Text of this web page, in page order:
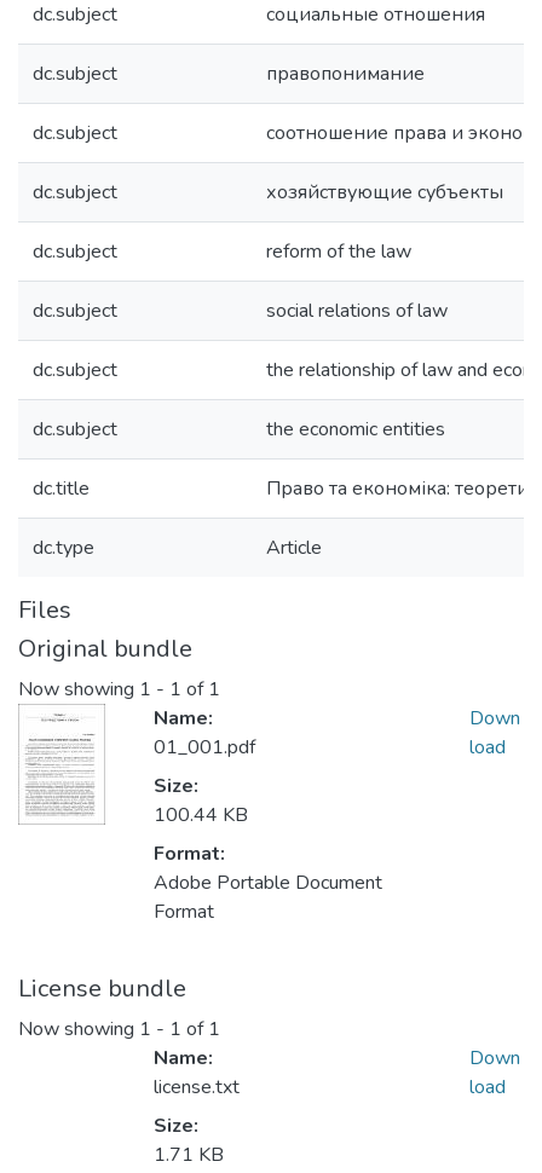
dc.subject социальные отношения
dc.subject правопонимание
dc.subject соотношение права и
dc.subject хозяйствующие субъекты
dc.subject reform of the law
dc.subject social relations of law
dc.subject the relationship of law and
dc.subject the economic entities
dc.title Право та економіка:
dc.type Article
Files
Original bundle
Now showing 1 - 1 of 1
Name:
01_001.pdf
Size:
100.44 KB
Format:
Adobe Portable Document
Format
Down
load
License bundle
Now showing 1 - 1 of 1
Name:
license.txt
Size:
1.71 KB
Down
load